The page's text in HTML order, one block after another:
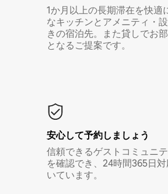
1か月以上の長期滞在を快適
なキッチンとアメニティ・
きの宿泊先。また貸しでお
となるご提案です。
安心して予約しましょう
信頼できるゲストコミュニ
を確認でき、24時間365日
いています。